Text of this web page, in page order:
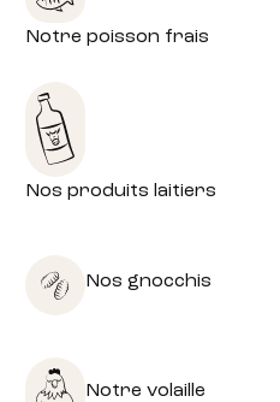
Notre poisson frais
Nos produits laitiers
Nos gnocchis
Notre volaille